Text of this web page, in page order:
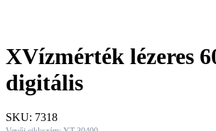
XVízmérték lézeres
digitális
SKU: 7318